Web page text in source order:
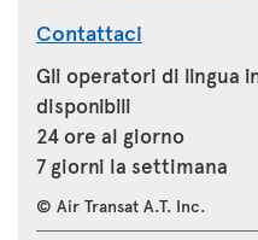
Contattaci
Gli operatori di lingua
disponibili
24 ore al giorno
7 giorni la settimana
© Air Transat A.T. Inc.